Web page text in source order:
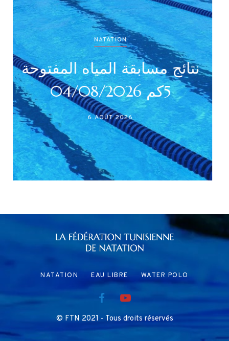
NATATION
نتائج بطولة جميع الأصناف
(أداني /أصاغر/أواسط /
أكابر)
27 JUILLET 2026
© FTN 2021 - Tous droits réservés
NATATION EAU LIBRE WATER POLO